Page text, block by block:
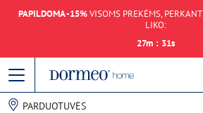
PAPILDOMA -15%VISOMS PREKĖMS, PERKANT
LIKO:
27m : 31s
PARDUOTUVĖS